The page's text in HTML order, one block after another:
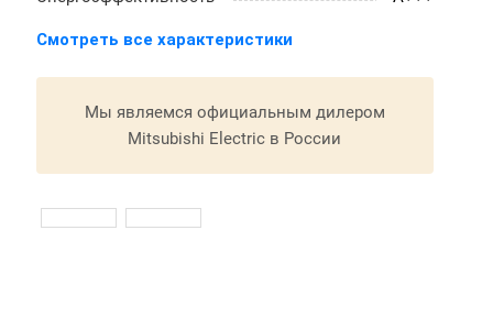
Смотреть все характеристики
Мы являемся официальным дилером
Mitsubishi Electric в России